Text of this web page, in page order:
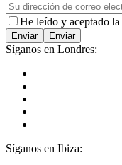
He leído y aceptado la
Enviar
Síganos en Londres:
Síganos en Ibiza: